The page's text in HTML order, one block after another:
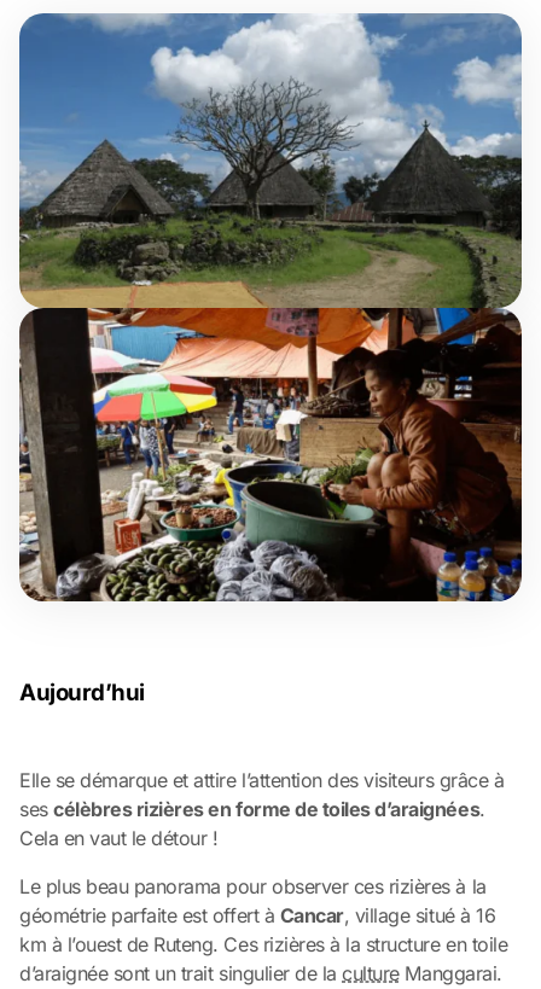
Aujourd’hui
Elle se démarque et attire l’attention des visiteurs grâce à
sescélèbres rizières en forme de toiles d’araignées.
Cela en vaut le détour !
Le plus beau panorama pour observer ces rizières à la
géométrie parfaite est offert à Cancar, village situé à 16
km à l’ouest de Ruteng. Ces rizières à la structure en toile
d’araignée sont un trait singulier de lacultureManggarai.